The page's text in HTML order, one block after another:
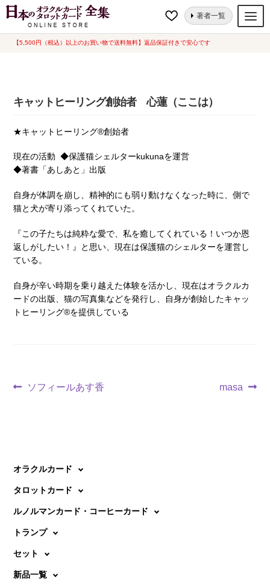
【5,500円（税込）以上のお買い物で送料無料】返品保証付きで安心です
ナ
コ
著者一覧
オラクルカード
ルノルマンカード
新品一覧
中古一覧
書籍
ホーム キャットヒーリング創始者 心蓮（ここは）
キャットヒーリング創始者 心蓮（ここは）
★キャットヒーリング®創始者
現在の活動 ◆保護猫シェルターkukunaを運営
◆著書「あしあと」出版
自身が体調を崩し、精神的にも弱り動けなくなった時に、側で
猫と犬が寄り添ってくれていた。
『この子たちは純粋な愛で、私を癒してくれている！いつか恩
返しがしたい！』と思い、現在は保護猫のシェルターを運営し
ている。
自身が辛い時期を乗り越えた体験を活かし、現在はオラクルカ
ードの出版、猫の写真集などを発行し、自身が創始したキャッ
トヒーリング®を提供している
投
ゲ
ー
シ
ョ
ン
前
ソフィールあす香
次
masa
オラクルカード
タロットカード
ルノルマンカード・コーヒーカード
トランプ
セット
新品一覧